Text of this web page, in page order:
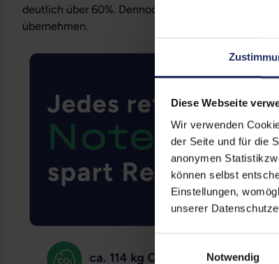
Diese Webseite
Wir verwenden
der Seite und für die
anonymen
können selbst
Einstellungen,
unserer
Notwendig
deutlich über 60%. Dennoch können wir keine
übernehmen.